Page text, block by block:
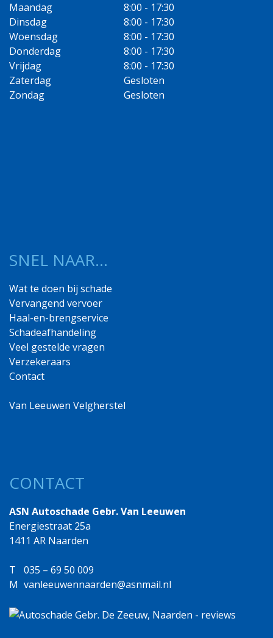
Maandag
8:00 - 17:30
Dinsdag
8:00 - 17:30
Woensdag
8:00 - 17:30
Donderdag
8:00 - 17:30
Vrijdag
8:00 - 17:30
Zaterdag
Gesloten
Zondag
Gesloten
SNEL NAAR…
Wat te doen bij schade
Vervangend vervoer
Haal-en-brengservice
Schadeafhandeling
Veel gestelde vragen
Verzekeraars
Contact
Van Leeuwen Velgherstel
CONTACT
ASN Autoschade Gebr. Van Leeuwen
Energiestraat 25a
1411 AR Naarden
T
035 – 69 50 009
M vanleeuwennaarden@asnmail.nl